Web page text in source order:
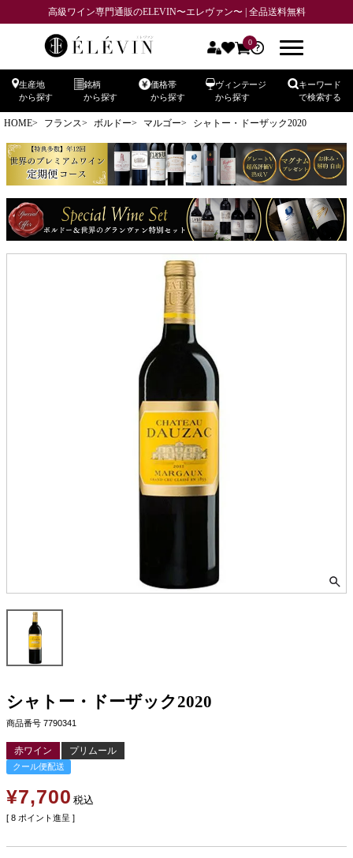
高級ワイン専門通販のELEVIN〜エレヴァン〜 | 全品送料無料
0
生産地
から探す
銘柄
から探す
価格帯
から探す
ヴィンテージ
から探す
キーワード
で検索する
HOME フランス ボルドー マルゴー シャトー・ドーザック2020
シャトー・ドーザック2020
商品番号 7790341
赤ワイン プリムール
クール便配送
¥7,700 税込
[ 8 ポイント進呈 ]